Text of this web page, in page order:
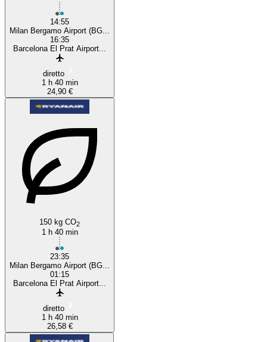
14:55
Milan Bergamo Airport (BG...
16:35
Barcelona El Prat Airport...
diretto
1 h 40 min
24,90 €
150 kg CO2
1 h 40 min
23:35
Milan Bergamo Airport (BG...
01:15
Barcelona El Prat Airport...
diretto
1 h 40 min
26,58 €